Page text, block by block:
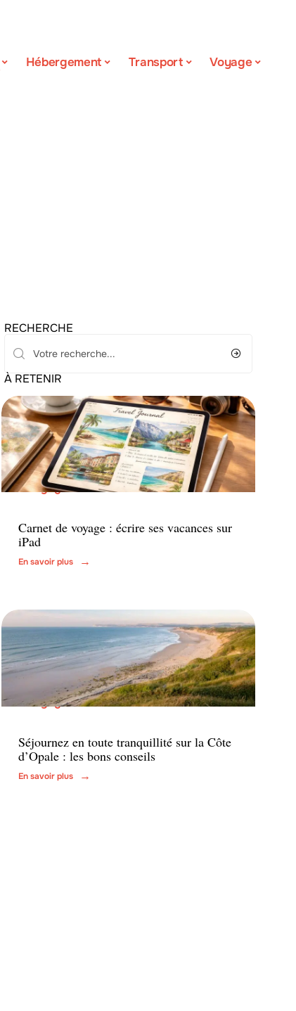
Hébergement Transport Voyage
RECHERCHE
À RETENIR
Voyage
Carnet de voyage : écrire ses vacances sur
iPad
En savoir plus
Voyage
Séjournez en toute tranquillité sur la Côte
d’Opale : les bons conseils
En savoir plus